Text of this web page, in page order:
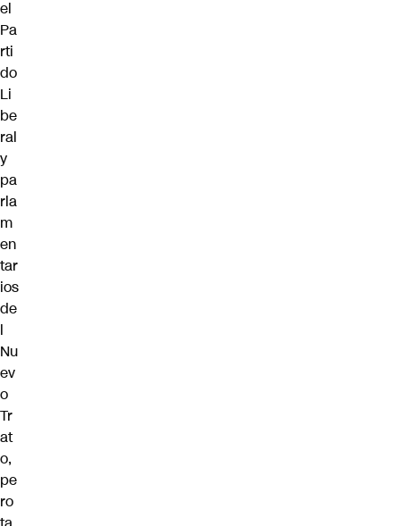
el
Pa
rti
do
Li
be
ral
y
pa
rla
m
en
tar
ios
de
l
Nu
ev
o
Tr
at
o,
pe
ro